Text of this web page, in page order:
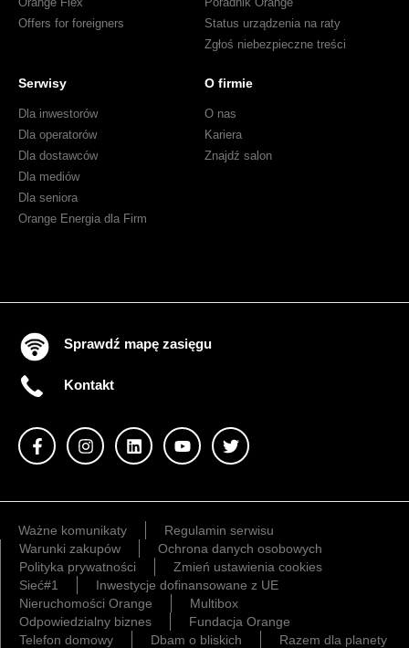
Offers for foreigners
Status urządzenia na raty
Zgłoś niebezpieczne treści
Serwisy
Dla inwestorów
Dla operatorów
Dla dostawców
Dla mediów
Dla seniora
Orange Energia dla Firm
O firmie
O nas
Kariera
Znajdź salon
Sprawdź mapę zasięgu
Kontakt
Ważne komunikaty
Regulamin serwisu
Warunki zakupów
Ochrona danych osobowych
Polityka prywatności
Zmień ustawienia cookies
Sieć#1
Inwestycje dofinansowane z UE
Nieruchomości Orange
Multibox
Odpowiedzialny biznes
Fundacja Orange
Telefon domowy
Dbam o bliskich Razem dla planety